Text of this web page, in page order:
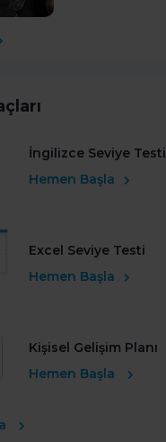
İngilizce Seviye Testi
Hemen Başla
Excel Seviye Testi
Hemen Başla
Kişisel Gelişim Planı
Hemen Başla